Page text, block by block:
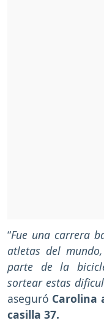
“Fue una carrera
atletas del
parte de la
sortear estas
aseguró Carolina
casilla 37.